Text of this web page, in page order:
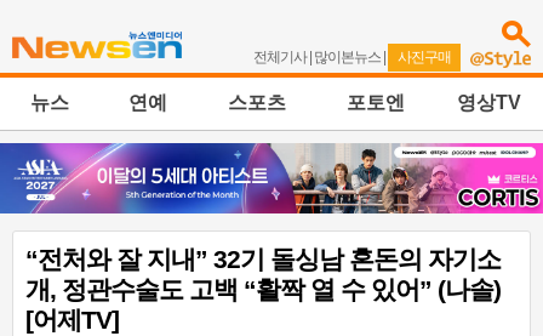
전체기사| 많이본뉴스 | 사진구매
뉴스 연예 스포츠 포토엔 영상TV
“전처와 잘 지내” 32기 돌싱남 혼돈의 자기소
개, 정관수술도 고백 “활짝 열 수 있어” (나솔)
[어제TV]